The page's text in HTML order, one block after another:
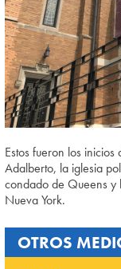
Estos fueron los
Adalberto, la iglesia
condado de Queens y
Nueva York.
OTROS